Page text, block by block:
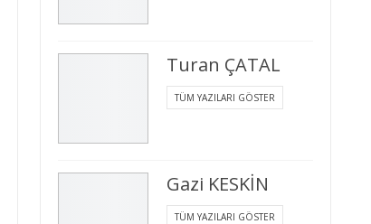
Turan ÇATAL
TÜM YAZILARI GÖSTER
Gazi KESKİN
TÜM YAZILARI GÖSTER